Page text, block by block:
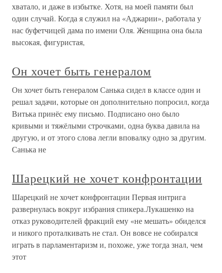
хватало, и даже в избытке. Хотя, на моей памяти был
один случай. Когда я служил на «Аджарии», работала у
нас буфетчицей дама по имени Оля. Женщина она была
высокая, фигуристая,
Он хочет быть генералом
Он хочет быть генералом Санька сидел в классе один и
решал задачи, которые он дополнительно попросил, когда
Витька принёс ему письмо. Подписано оно было
кривыми и тяжёлыми строчками, одна буква давила на
другую, и от этого слова легли вповалку одно за другим.
Санька не
Шарецкий не хочет конфронтации
Шарецкий не хочет конфронтации Первая интрига
развернулась вокруг избрания спикера.Лукашенко на
отказ руководителей фракций ему «не мешать» обиделся
и никого проталкивать не стал. Он вовсе не собирался
играть в парламентаризм и, похоже, уже тогда знал, чем
этот